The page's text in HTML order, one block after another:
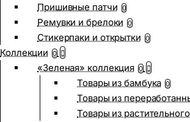
Пришивные патчи 0
Ремувки и брелоки 0
Стикерпаки и открытки 0
Коллекции 0
«Зеленая» коллекция 0
Товары из бамбука 0
Товары из
Товары из